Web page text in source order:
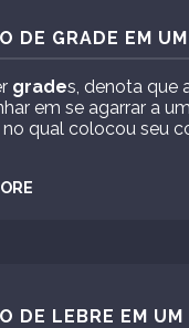
DE GRADE EM
grades, denota que
em se agarrar a
qual colocou seu
DE LEBRE EM UM